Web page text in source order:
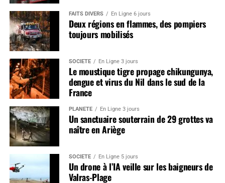
FAITS DIVERS En Ligne 6 jours
Deux régions en flammes, des pompiers
toujours mobilisés
SOCIÉTÉ En Ligne 3 jours
Le moustique tigre propage chikungunya,
dengue et virus du Nil dans le sud de la
France
PLANÈTE En Ligne 3 jours
Un sanctuaire souterrain de 29 grottes va
naître en Ariège
SOCIÉTÉ En Ligne 5 jours
Un drone à l’IA veille sur les baigneurs de
Valras-Plage